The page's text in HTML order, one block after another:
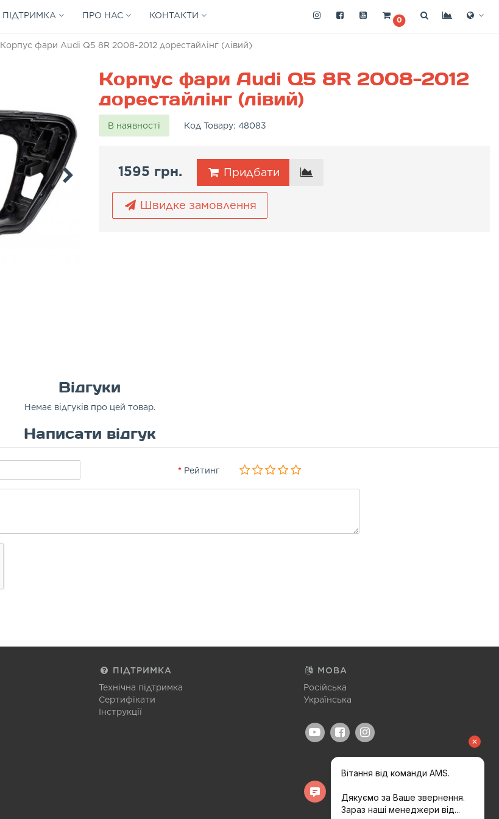
ПІДТРИМКА ПРО НАС КОНТАКТИ 0
Корпус фари Audi Q5 8R 2008-2012 дорестайлінг (лівий)
Корпус фари Audi Q5 8R 2008-2012
дорестайлінг (лівий)
В наявності Код Товару: 48083
1595 грн. Придбати
Швидке замовлення
Відгуки
Немає відгуків про цей товар.
Написати відгук
Рейтинг
ПІДТРИМКА
Технічна підтримка
Сертифікати
Інструкції
МОВА
Російська
Українська